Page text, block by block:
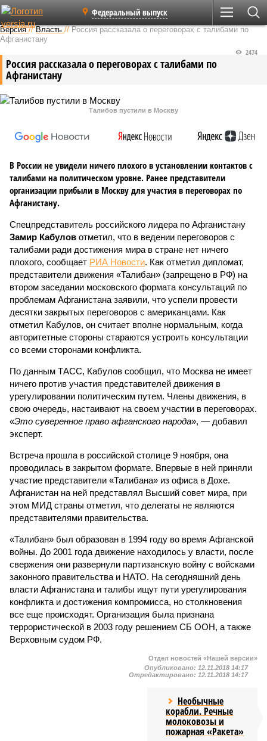
Федеральный выпуск
Версия //Власть //Россия рассказала о переговорах с талибами по
Афганистану
Россия рассказала о переговорах с талибами по
Афганистану
2474
Талибов пустили в Москву
В России не увидели ничего плохого в установлении контактов с
талибами на политическом уровне. Ранее представители
организации прибыли в Москву для участия в переговорах по
Афганистану.
Спецпредставитель российского лидера по Афганистану
Замир Кабулов отметил, что в ведении переговоров с
талибами ради достижения мира в стране нет ничего
плохого, сообщает РИА Новости. Как отметил дипломат,
представители движения «Талибан» (запрещено в РФ) на
втором заседании московского формата консультаций по
проблемам Афганистана заявили, что успели провести
десятки закрытых переговоров с американцами. Как
отметил Кабулов, он считает вполне нормальным, когда
авторитетные стороны стараются устроить консультации
со всеми сторонами конфликта.
По данным ТАСС, Кабулов сообщил, что Москва не имеет
ничего против участия представителей движения в
урегулировании политическим путем. Члены движения, в
свою очередь, настаивают на своем участии в переговорах.
«Это суверенное право афганского народа», — добавил
эксперт.
Встреча прошла в российской столице 9 ноября, она
проводилась в закрытом формате. Впервые в ней приняли
участие представители «Талибана» из офиса в Дохе.
Афганистан на ней представлял Высший совет мира, при
этом МИД страны отметил, что делегаты не являются
представителями правительства.
«Талибан» был образован в 1994 году во время Афганской
войны. До 2001 года движение находилось у власти, после
свержения они развернули партизанскую войну с войсками
законного правительства и НАТО. На сегодняшний день
власти Афганистана и талибы ищут пути урегулирования
конфликта и достижения компромисса, но столкновения
все еще происходят. Организация была признана
террористической в 2003 году решением СБ ООН, а также
Верховным судом РФ.
Отдел новостей «Нашей версии»
Опубликовано: 12.11.2018 14:17
Отредактировано: 12.11.2018 14:17
Необычные
корабли. Речные
молоковозы и
пожарная «Ракета»